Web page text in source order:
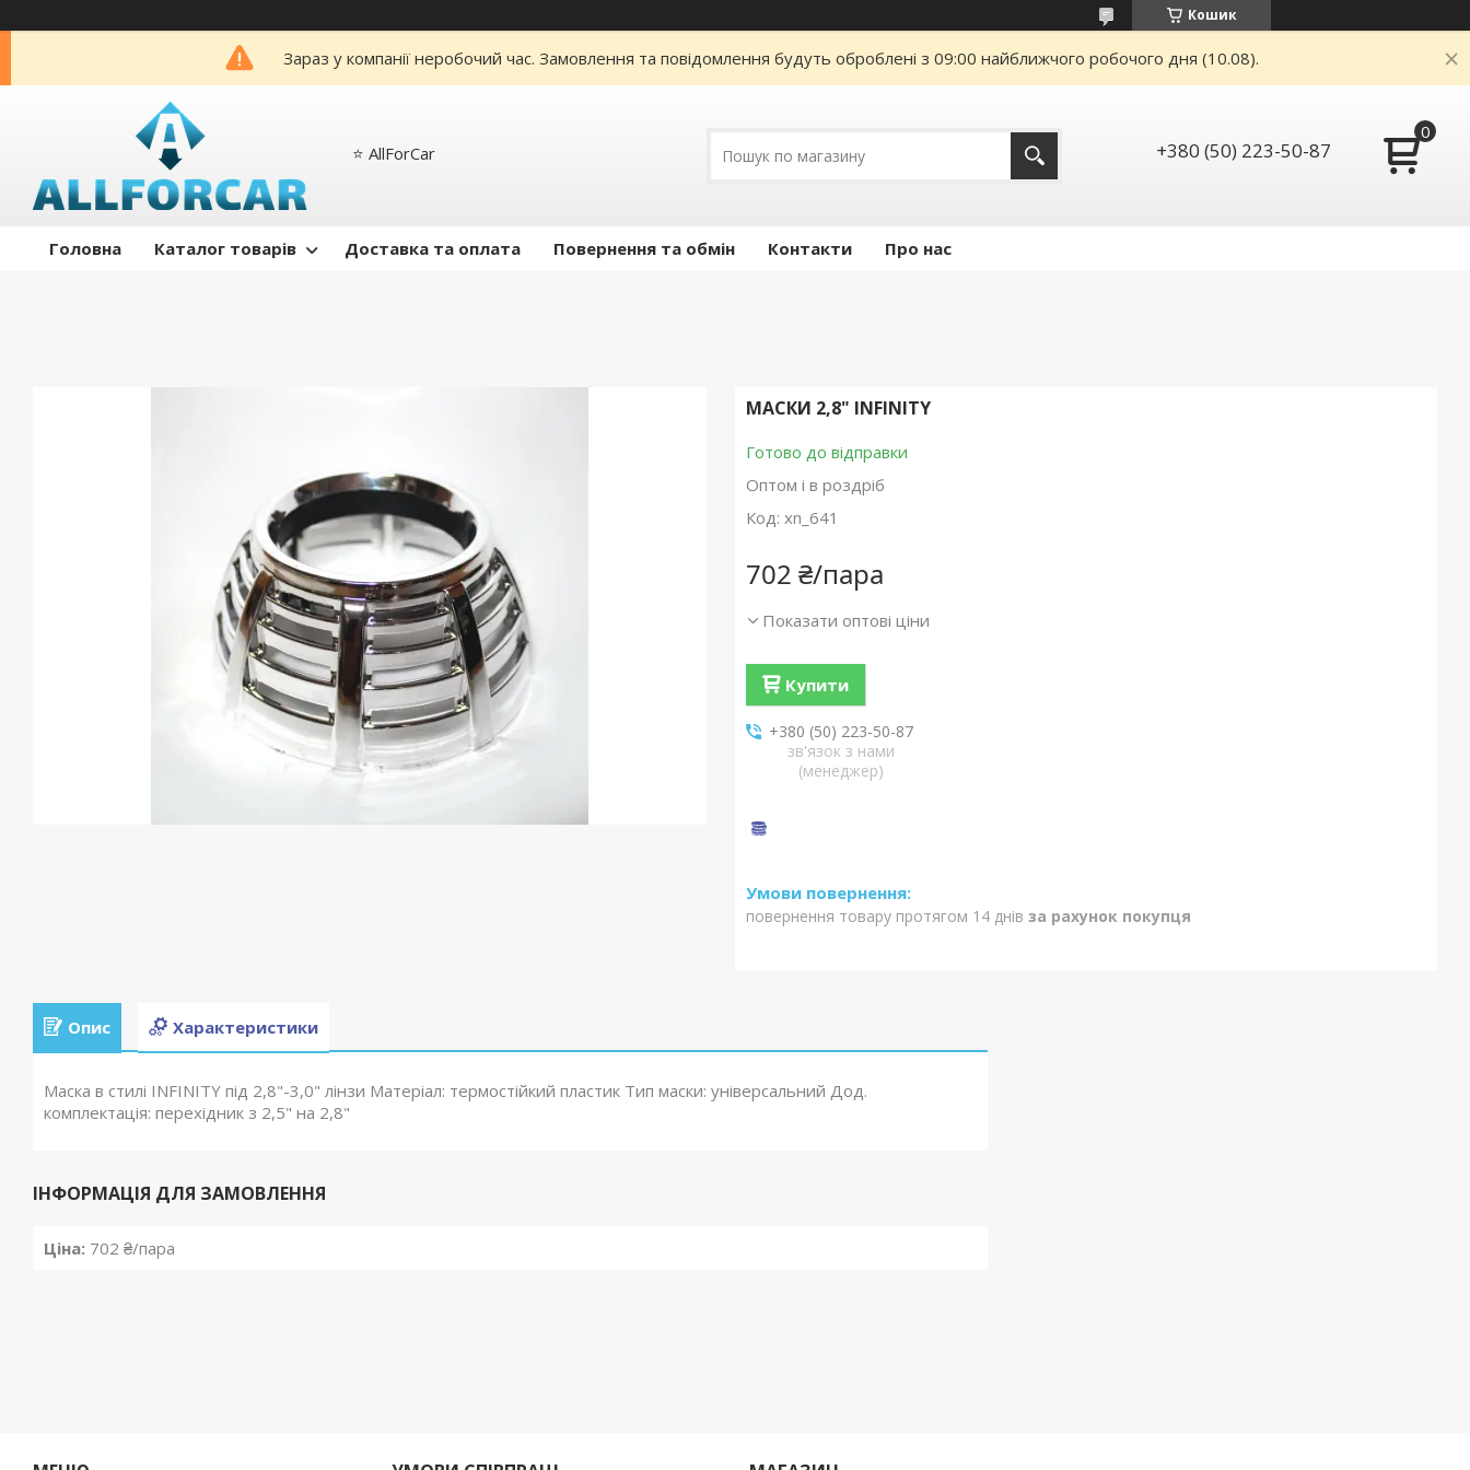
Кошик
Зараз у компанії неробочий час. Замовлення та повідомлення будуть оброблені з 09:00 найближчого робочого дня (10.08).
⭐️ AllForCar +380 (50) 223-50-87
Головна Каталог товарів Доставка та оплата Повернення та обмін Контакти Про нас
МАСКИ 2,8" INFINITY
Готово до відправки
Оптом і в роздріб
Код: xn_641
702 ₴/пара
Показати оптові ціни
Купити
+380 (50) 223-50-87
зв'язок з нами
(менеджер)
повернення товару протягом 14 днів за рахунок покупця
Опис Характеристики
Маска в стилі INFINITY під 2,8"-3,0" лінзи Матеріал: термостійкий пластик Тип маски: універсальний Дод.
комплектація: перехідник з 2,5" на 2,8"
ІНФОРМАЦІЯ ДЛЯ ЗАМОВЛЕННЯ
Ціна: 702 ₴/пара